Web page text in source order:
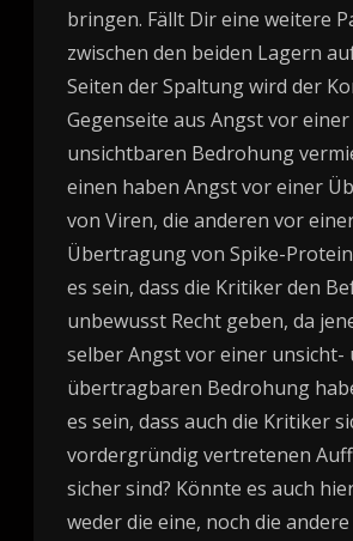
bringen. Fällt Dir eine weitere
zwischen den beiden Lagern
Seiten der Spaltung wird der
Gegenseite aus Angst vor einer
unsichtbaren Bedrohung
einen haben Angst vor einer
von Viren, die anderen vor
Übertragung von Spike-
es sein, dass die Kritiker den
unbewusst Recht geben, da
selber Angst vor einer unsicht-
übertragbaren Bedrohung
es sein, dass auch die Kritiker
vordergründig vertretenen
sicher sind? Könnte es auch
weder die eine, noch die andere